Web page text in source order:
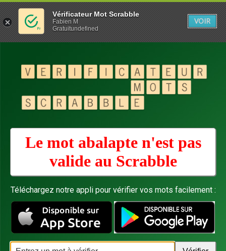
Le mot abalapte n'est pas
valide au Scrabble
Téléchargez notre appli pour vérifier vos mots facilement :
Vérificateur Mot Scrabble
Fabien M
Gratuitundefined
VOIR